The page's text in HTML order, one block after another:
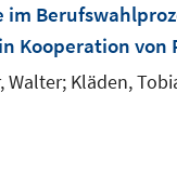
Kooperation
Walter; Kläden,